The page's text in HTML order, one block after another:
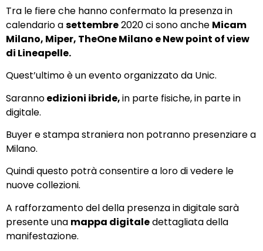
Tra le fiere che hanno confermato la presenza in
calendario asettembre2020 ci sono anche Micam
Milano, Miper, TheOne Milano e New point of view
di Lineapelle.
Quest’ultimo è un evento organizzato da Unic.
Sarannoedizioni ibride,in parte fisiche, in parte in
digitale.
Buyer e stampa straniera non potranno presenziare a
Milano.
Quindi questo potrà consentire a loro di vedere le
nuove collezioni.
A rafforzamento del della presenza in digitale sarà
presente una mappa digitaledettagliata della
manifestazione.